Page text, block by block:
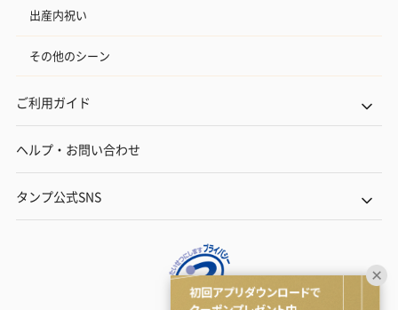
出産内祝い
その他のシーン
ご利用ガイド
ヘルプ・お問い合わせ
タンプ公式SNS